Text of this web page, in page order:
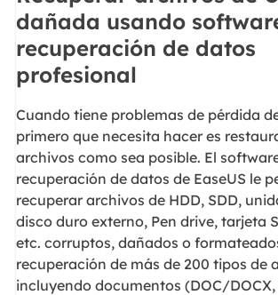
dañada usando
recuperación de datos
profesional
Cuando tiene problemas de pérdida
primero que necesita hacer es
archivos como sea posible. El
recuperación de datos de EaseUS le
recuperar archivos de HDD, SDD,
disco duro externo, Pen drive, tarjeta
etc. corruptos, dañados o
recuperación de más de 200 tipos de
incluyendo documentos (DOC/